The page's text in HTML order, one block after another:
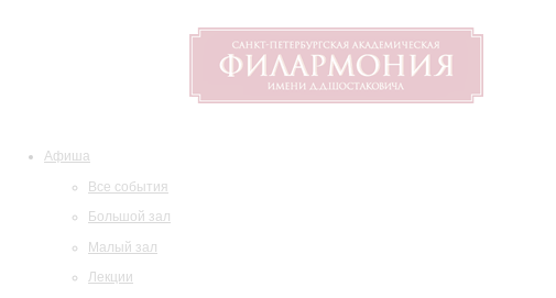
Афиша
Все события
Большой зал
Малый зал
Лекции